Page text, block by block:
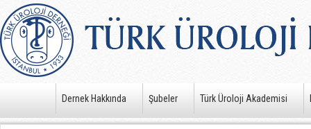
Dernek Hakkında Şubeler Türk Üroloji Akademisi